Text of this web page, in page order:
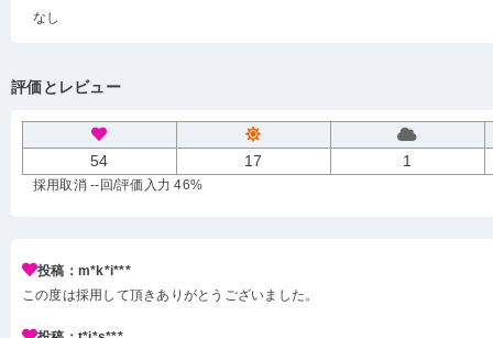
なし
評価とレビュー
54 17 1
採用取消 --回/評価入力 46%
投稿：m*k*i***
この度は採用して頂きありがとうございました。